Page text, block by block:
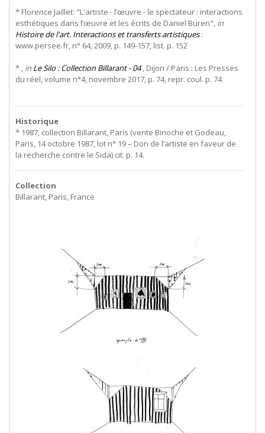
* Florence Jaillet: "L'artiste - l’œuvre - le spectateur : interactions
esthétiques dans l’œuvre et les écrits de Daniel Buren", in
Histoire de l'art. Interactions et transferts artistiques:
www.persee.fr, n° 64, 2009, p. 149-157, list. p. 152
* , in Le Silo : Collection Billarant - 04, Dijon / Paris : Les Presses
du réel, volume n°4, novembre 2017, p. 74, repr. coul. p. 74
Historique
* 1987, collection Billarant, Paris (vente Binoche et Godeau,
Paris, 14 octobre 1987, lot n° 19 – Don de l’artiste en faveur de
la recherche contre le Sida) cit. p. 14.
Collection
Billarant, Paris, France